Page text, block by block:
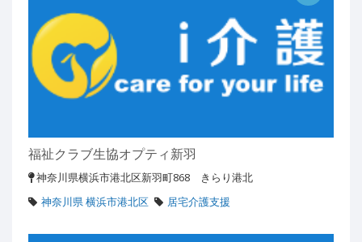
福祉クラブ生協オプティ新羽
神奈川県横浜市港北区新羽町868 きらり港北
神奈川県 横浜市港北区
居宅介護支援